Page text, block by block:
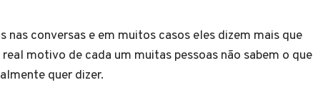
nas conversas e em muitos casos eles dizem mais que
motivo de cada um muitas pessoas não sabem o que
quer dizer.